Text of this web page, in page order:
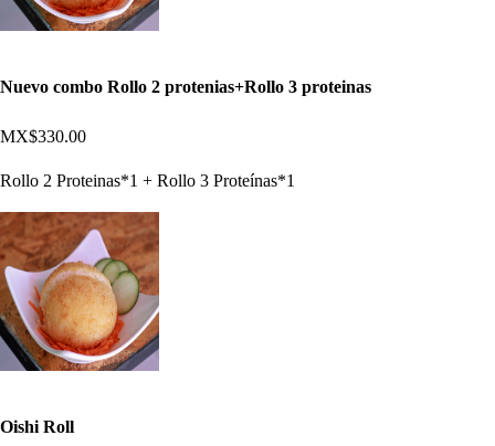
Nuevo combo Rollo 2 protenias+Rollo 3 proteinas
MX$330.00
Rollo 2 Proteinas*1 + Rollo 3 Proteínas*1
Oishi Roll